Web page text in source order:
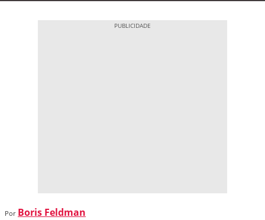
Por Boris Feldman